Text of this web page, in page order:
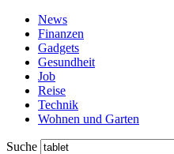
News
Finanzen
Gadgets
Gesundheit
Job
Reise
Technik
Wohnen und Garten
Suche